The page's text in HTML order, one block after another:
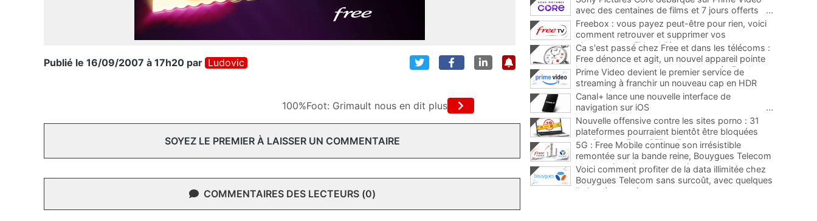
Publié le 16/09/2007 à 17h20 par Ludovic
100%Foot: Grimault nous en dit plus
SOYEZ LE PREMIER À LAISSER UN COMMENTAIRE
COMMENTAIRES DES LECTEURS (0)
avec des centaines de films et 7 jours offerts
...
Freebox : vous payez peut-être pour rien, voici
comment retrouver et supprimer vos
abonnements TV oubliés
...
Ca s'est passé chez Free et dans les télécoms :
Free dénonce et agit, un nouvel appareil pointe
le bout de son nez chez des abonnés Freebox...
Prime Video devient le premier service de
streaming à franchir un nouveau cap en HDR
avec ce lancement
Canal+ lance une nouvelle interface de
navigation sur iOS
...
Nouvelle offensive contre les sites porno : 31
plateformes pourraient bientôt être bloquées
par Orange, Free, SFR et Bouygues
5G : Free Mobile continue son irrésistible
remontée sur la bande reine, Bouygues Telecom
plus que jamais sous pression
Voici comment profiter de la data illimitée chez
Bouygues Telecom sans surcoût, avec quelques
limites à connaître